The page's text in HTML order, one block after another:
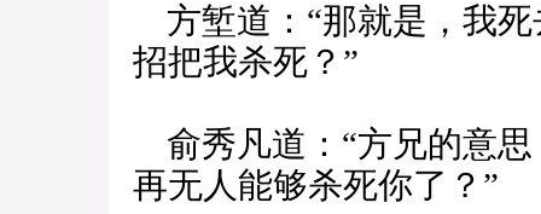
方堑道：“那就是，我
招把我杀死？”
俞秀凡道：“方兄的意
再无人能够杀死你了？”